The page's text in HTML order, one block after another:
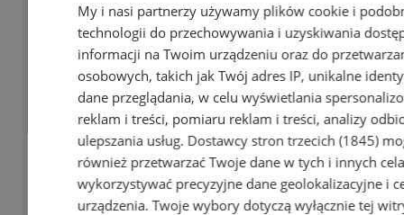
My i nasi partnerzy używamy plików cookie i
technologii do przechowywania i uzyskiwania
informacji na Twoim urządzeniu oraz do
osobowych, takich jak Twój adres IP, unikalne
dane przeglądania, w celu wyświetlania
reklam i treści, pomiaru reklam i treści, analizy
ulepszania usług. Dostawcy stron trzecich (1845)
również przetwarzać Twoje dane w tych i innych
wykorzystywać precyzyjne dane geolokalizacyjne i
urządzenia. Twoje wybory dotyczą wyłącznie tej